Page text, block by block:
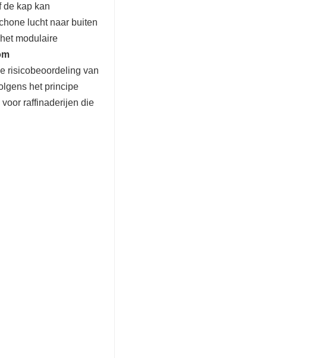
de kap kan
lucht naar buiten
modulaire
risicobeoordeling van
het principe
raffinaderijen die